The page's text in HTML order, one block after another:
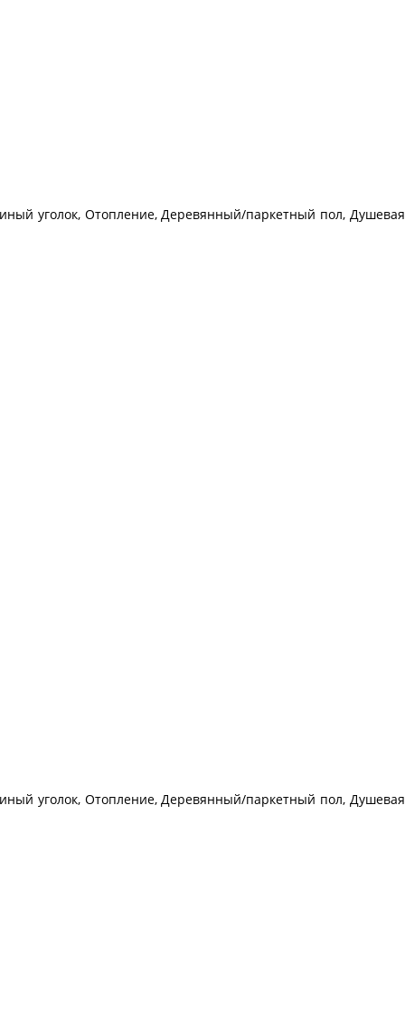
уголок, Отопление, Деревянный/паркетный пол, Душевая
уголок, Отопление, Деревянный/паркетный пол, Душевая